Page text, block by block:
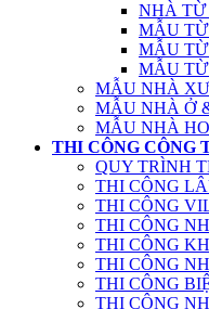
NHÀ TỪ
MẪU
MẪU
MẪU
MẪU NHÀ
MẪU NHÀ Ở
MẪU NHÀ
THI CÔNG CÔNG
QUY TRÌNH
THI CÔNG
THI CÔNG
THI CÔNG
THI CÔNG
THI CÔNG
THI CÔNG
THI CÔNG